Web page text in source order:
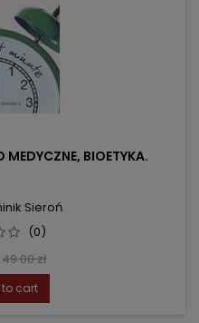
MEDYCZNE, BIOETYKA.
Sieroń
(0)
Regular
price
49.00 zł
cart